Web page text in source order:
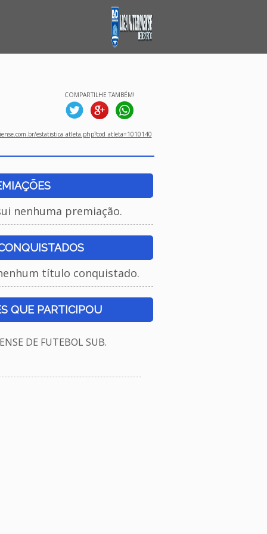
COMPARTILHE TAMBÉM!
estatistica_atleta.php?cod_atleta=1010140
nenhuma premiação.
título conquistado.
QUE PARTICIPOU
DE FUTEBOL SUB.